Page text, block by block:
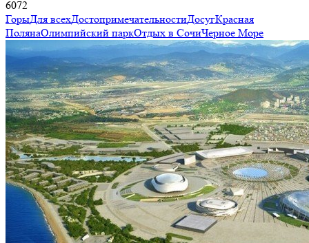
6072
ГорыДля всехДостопримечательностиДосугКрасная
ПолянаОлимпийский паркОтдых в СочиЧерное Море